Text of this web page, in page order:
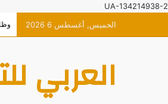
UA-134214938-2
الخميس, أغسطس 6 2026
العربي